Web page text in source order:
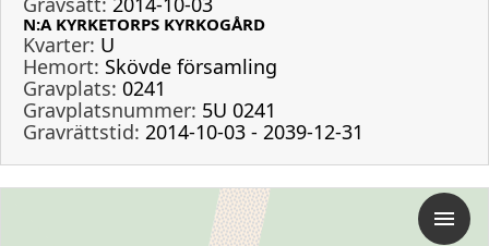
N:A KYRKETORPS KYRKOGÅRD
Kvarter: U
Hemort: Skövde församling
Gravplats: 0241
Gravplatsnummer: 5U 0241
Gravrättstid: 2014-10-03 - 2039-12-31